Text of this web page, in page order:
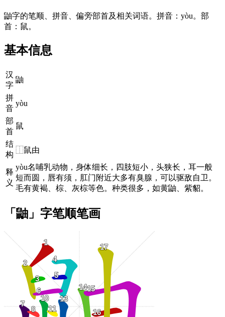
鼬字的笔顺、拼音、偏旁部首及相关词语。拼音：yòu。部
首：鼠。
基本信息
汉
字
鼬
拼
音
yòu
部
首
鼠
结
构
⿰鼠由
释
义
yòu名哺乳动物，身体细长，四肢短小，头狭长，耳一般
短而圆，唇有须，肛门附近大多有臭腺，可以驱敌自卫。
毛有黄褐、棕、灰棕等色。种类很多，如黄鼬、紫貂。
「鼬」字笔顺笔画